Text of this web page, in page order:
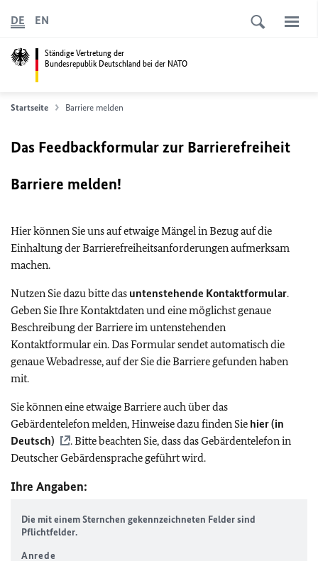
Ständige Vertretung der
Bundesrepublik Deutschland bei der NATO
DE EN
Startseite Barriere melden
Das Feedbackformular zur Barrierefreiheit
Barriere melden!
Hier können Sie uns auf etwaige Mängel in Bezug auf die
Einhaltung der Barrierefreiheitsanforderungen aufmerksam
machen.
Nutzen Sie dazu bitte das untenstehende Kontaktformular.
Geben Sie Ihre Kontaktdaten und eine möglichst genaue
Beschreibung der Barriere im untenstehenden
Kontaktformular ein. Das Formular sendet automatisch die
genaue Webadresse, auf der Sie die Barriere gefunden haben
mit.
Sie können eine etwaige Barriere auch über das
Gebärdentelefon melden, Hinweise dazu finden Sie hier (in
Deutsch)
. Bitte beachten Sie, dass das Gebärdentelefon in
Deutscher Gebärdensprache geführt wird.
Ihre Angaben:
Die mit einem Sternchen gekennzeichneten Felder sind
Pflichtfelder.
Anrede